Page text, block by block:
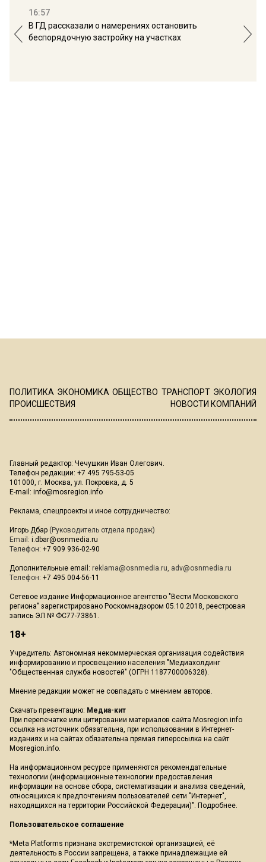
16:57
В ГД рассказали о намерениях остановить
беспорядочную застройку на участках
ПОЛИТИКА ЭКОНОМИКА ОБЩЕСТВО ТРАНСПОРТ ЭКОЛОГИЯ
ПРОИСШЕСТВИЯ
НОВОСТИ КОМПАНИЙ
Главный редактор: Чечушкин Иван Олегович.
Телефон редакции: +7 495 795-53-05
101000, г. Москва, ул. Покровка, д. 5
E-mail: info@mosregion.info
Реклама, спецпроекты и иное сотрудничество:
Игорь Дбар (Руководитель отдела продаж)
Email: i.dbar@osnmedia.ru
Телефон: +7 909 936-02-90
Дополнительные email: reklama@osnmedia.ru, adv@osnmedia.ru
Телефон: +7 495 004-56-11
Сетевое издание Информационное агентство "Вести Московского
региона" зарегистрировано Роскомнадзором 05.10.2018, реестровая
запись ЭЛ № ФС77-73861.
18+
Учредитель: Автономная некоммерческая организация содействия
информированию и просвещению населения "Медиахолдинг
"Общественная служба новостей" (ОГРН 1187700006328).
Мнение редакции может не совпадать с мнением авторов.
Скачать презентацию: Медиа-кит
При перепечатке или цитировании материалов сайта Mosregion.info
ссылка на источник обязательна, при использовании в Интернет-
изданиях и на сайтах обязательна прямая гиперссылка на сайт
Mosregion.info.
На информационном ресурсе применяются рекомендательные
технологии (информационные технологии предоставления
информации на основе сбора, систематизации и анализа сведений,
относящихся к предпочтениям пользователей сети "Интернет",
находящихся на территории Российской Федерации)". Подробнее.
Пользовательское соглашение
*Meta Platforms признана экстремистской организацией, её
деятельность в России запрещена, а также принадлежащие ей